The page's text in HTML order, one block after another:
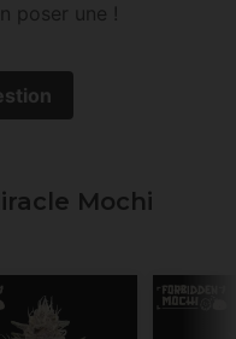
poser une !
Mochi